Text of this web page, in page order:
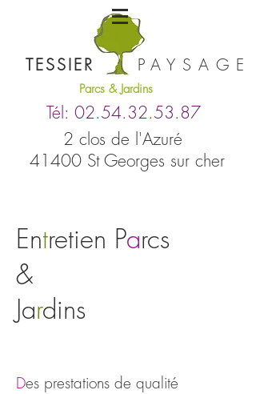
TESSIER PAYSAGE
Parcs & Jardins
Tél: 02.54.32.53.87
2 clos de l'Azuré
41400 St Georges sur cher
Entretien Parcs
&
Jardins
Des prestations de qualité